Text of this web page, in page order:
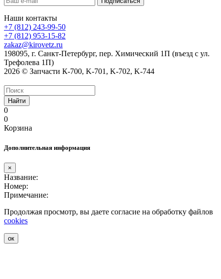
Наши контакты
+7 (812) 243-99-50
+7 (812) 953-15-82
zakaz@kirovetz.ru
198095, г. Санкт-Петербург, пер. Химический 1П (въезд с ул.
Трефолева 1П)
2026 © Запчасти К-700, K-701, K-702, K-744
Найти
0
0
Корзина
Дополнительная информация
×
Название:
Номер:
Примечание:
Продолжая просмотр, вы даете согласие на обработку файлов
cookies
ок